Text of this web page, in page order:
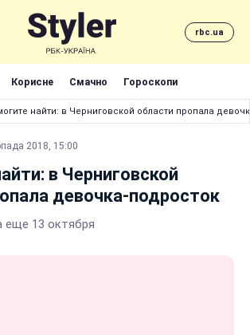
rbc.ua
Корисне Смачно Гороскопи
найти: в Черниговской области пропала
2018, 15:00
в Черниговской
девочка-подросток
еще 13 октября